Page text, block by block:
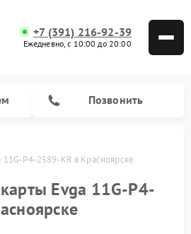
+7 (391) 216-92-39
Ежедневно, с 10:00 до 20:00
Позвонить
P4-2589-KR в Красноярске
Evga 11G-P4-